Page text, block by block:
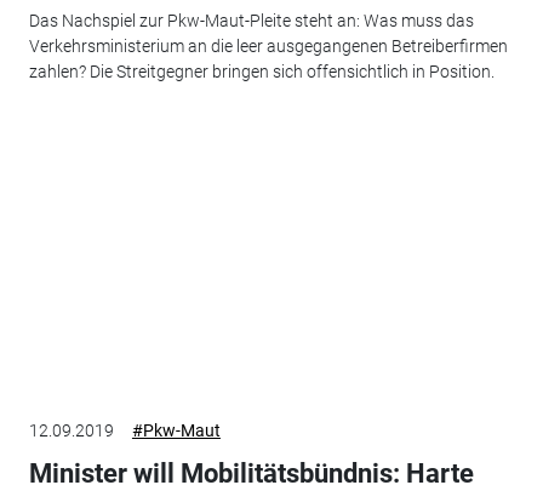
Das Nachspiel zur Pkw-Maut-Pleite steht an: Was muss das
Verkehrsministerium an die leer ausgegangenen Betreiberfirmen
zahlen? Die Streitgegner bringen sich offensichtlich in Position.
12.09.2019 #Pkw-Maut
Minister will Mobilitätsbündnis: Harte